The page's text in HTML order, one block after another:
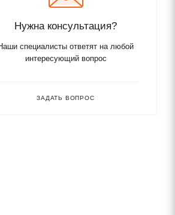
Нужна консультация?
специалисты ответят на любой
интересующий вопрос
ЗАДАТЬ ВОПРОС